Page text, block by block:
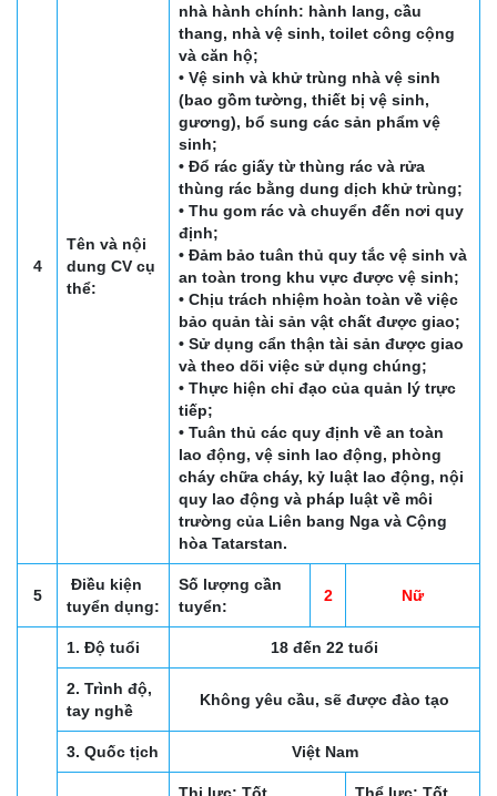
4
Tên và nội
dung CV cụ
thể:
nhà hành chính: hành lang, cầu
thang, nhà vệ sinh, toilet công cộng
và căn hộ;
• Vệ sinh và khử trùng nhà vệ sinh
(bao gồm tường, thiết bị vệ sinh,
gương), bổ sung các sản phẩm vệ
sinh;
• Đổ rác giấy từ thùng rác và rửa
thùng rác bằng dung dịch khử trùng;
• Thu gom rác và chuyển đến nơi quy
định;
• Đảm bảo tuân thủ quy tắc vệ sinh và
an toàn trong khu vực được vệ sinh;
• Chịu trách nhiệm hoàn toàn về việc
bảo quản tài sản vật chất được giao;
• Sử dụng cẩn thận tài sản được giao
và theo dõi việc sử dụng chúng;
• Thực hiện chỉ đạo của quản lý trực
tiếp;
• Tuân thủ các quy định về an toàn
lao động, vệ sinh lao động, phòng
cháy chữa cháy, kỷ luật lao động, nội
quy lao động và pháp luật về môi
trường của Liên bang Nga và Cộng
hòa Tatarstan.
5
Điều kiện
tuyển dụng:
Số lượng cần
tuyển:
2 Nữ
1. Độ tuổi 18 đến 22 tuổi
2. Trình độ,
tay nghề
Không yêu cầu, sẽ được đào tạo
3. Quốc tịch Việt Nam